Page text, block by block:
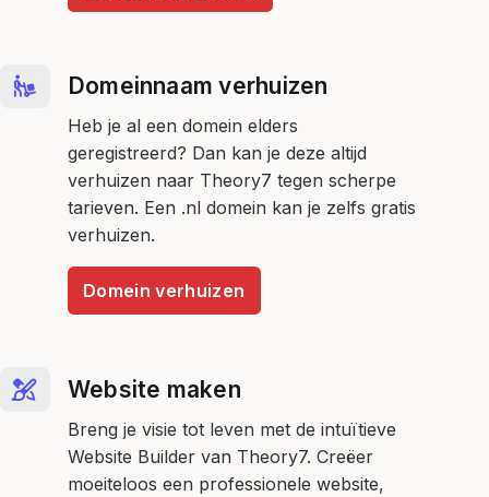
Domeinnaam verhuizen
Heb je al een domein elders
geregistreerd? Dan kan je deze altijd
verhuizen naar Theory7 tegen scherpe
tarieven. Een .nl domein kan je zelfs gratis
verhuizen.
Domein verhuizen
Website maken
Breng je visie tot leven met de intuïtieve
Website Builder van Theory7. Creëer
moeiteloos een professionele website,